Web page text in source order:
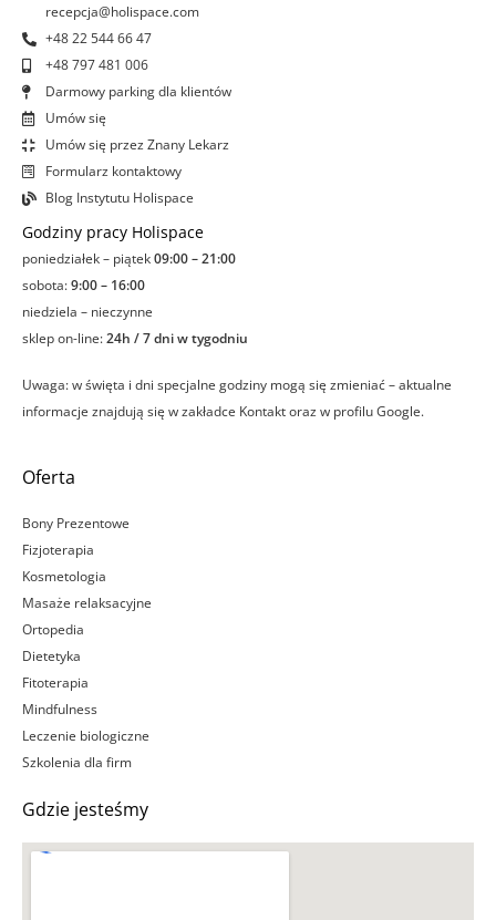
recepcja@holispace.com
+48 22 544 66 47
+48 797 481 006
Darmowy parking dla klientów
Umów się
Umów się przez Znany Lekarz
Formularz kontaktowy
Blog Instytutu Holispace
Godziny pracy Holispace
poniedziałek – piątek09:00 – 21:00
sobota:9:00 – 16:00
niedziela – nieczynne
sklep on-line:24h / 7 dni w tygodniu
Uwaga: w święta i dni specjalne godziny mogą się zmieniać – aktualne
informacje znajdują się w zakładce Kontakt oraz w profilu Google.
Oferta
Bony Prezentowe
Fizjoterapia
Kosmetologia
Masaże relaksacyjne
Ortopedia
Dietetyka
Fitoterapia
Mindfulness
Leczenie biologiczne
Szkolenia dla firm
Gdzie jesteśmy